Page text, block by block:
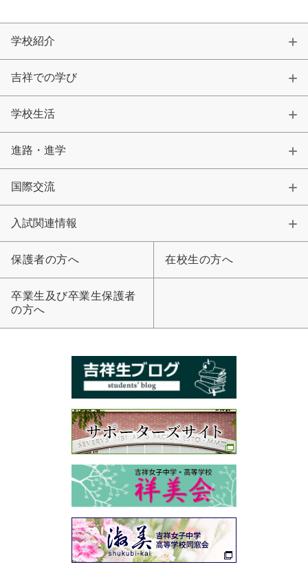
学校紹介
吉祥での学び
学校生活
進路・進学
国際交流
入試関連情報
保護者の方へ 在校生の方へ
卒業生及び卒業生保護者
の方へ